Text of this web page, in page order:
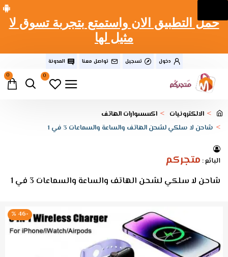
حمل التطبيق الان واستمتع بتجربة تسوق لا
مثيل لها
دخول تسجيل تواصل معنا
المدونة
0
0
الالكترونيات
اكسسوارات الهاتف
شاحن لا سلكي لشحن الهاتف والساعة والسماعات 3 في 1
البائع : متجركم
شاحن لا سلكي لشحن الهاتف والساعة والسماعات 3 في 1
-46 %